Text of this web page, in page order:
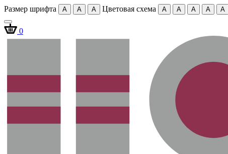
Размер шрифта A A A Цветовая схема A A A A A
0